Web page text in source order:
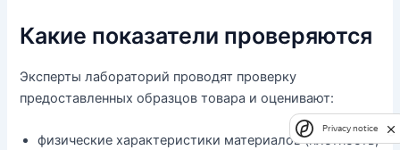
Какие показатели проверяются
Эксперты лабораторий проводят проверку
предоставленных образцов товара и оценивают:
физические характеристики материалов (плотность,
Privacy notice